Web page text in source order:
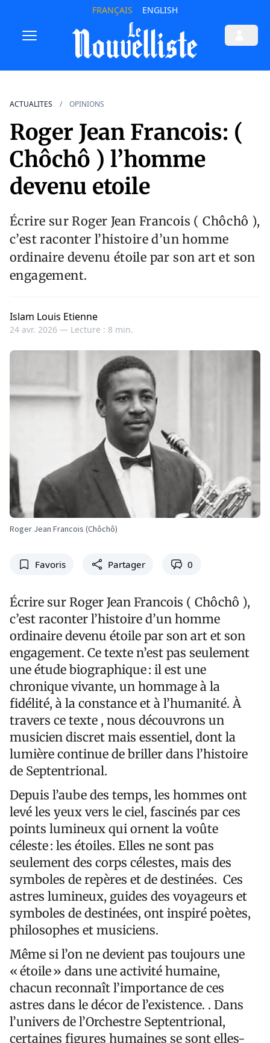
FRANÇAIS ENGLISH
ACTUALITES OPINIONS
Roger Jean Francois: (
Chôchô ) l’homme
devenu etoile
Écrire sur Roger Jean Francois ( Chôchô ),
c’est raconter l’histoire d’un homme
ordinaire devenu étoile par son art et son
engagement.
Islam Louis Etienne
24 avr. 2026 — Lecture : 8 min.
Roger Jean Francois (Chôchô)
Favoris Partager 0
Écrire sur Roger Jean Francois ( Chôchô ),
c’est raconter l’histoire d’un homme
ordinaire devenu étoile par son art et son
engagement. Ce texte n’est pas seulement
une étude biographique : il est une
chronique vivante, un hommage à la
fidélité, à la constance et à l’humanité. À
travers ce texte , nous découvrons un
musicien discret mais essentiel, dont la
lumière continue de briller dans l’histoire
de Septentrional.
Depuis l’aube des temps, les hommes ont
levé les yeux vers le ciel, fascinés par ces
points lumineux qui ornent la voûte
céleste : les étoiles. Elles ne sont pas
seulement des corps célestes, mais des
symboles de repères et de destinées. Ces
astres lumineux, guides des voyageurs et
symboles de destinées, ont inspiré poètes,
philosophes et musiciens.
Même si l’on ne devient pas toujours une
« étoile » dans une activité humaine,
chacun reconnaît l’importance de ces
astres dans le décor de l’existence. . Dans
l’univers de l’Orchestre Septentrional,
certaines figures humaines se sont elles-